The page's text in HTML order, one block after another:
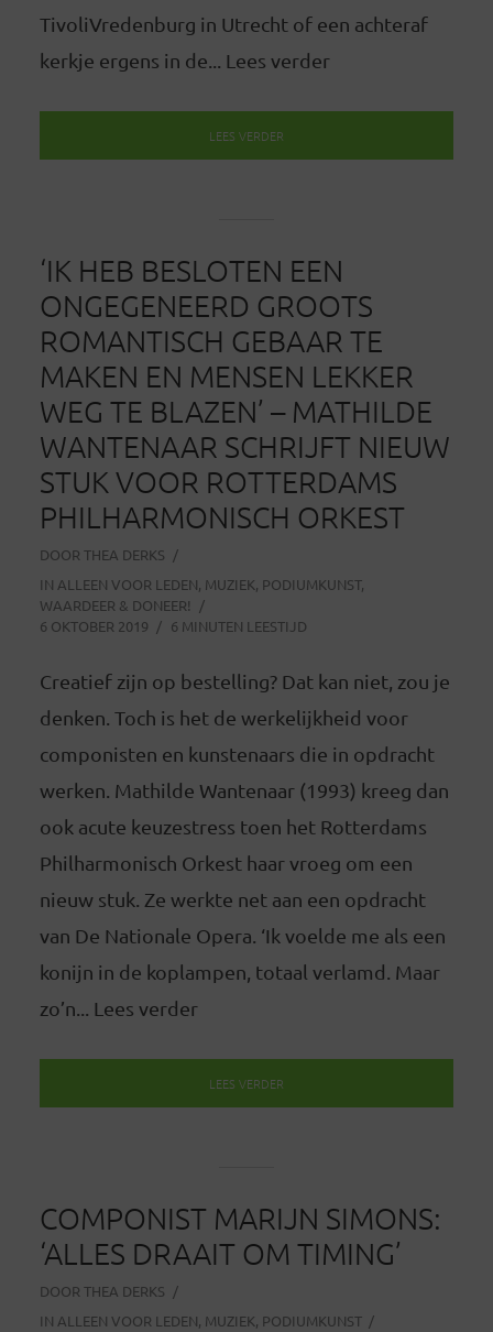
TivoliVredenburg in Utrecht of een achteraf
kerkje ergens in de... Lees verder
LEES VERDER
‘IK HEB BESLOTEN EEN
ONGEGENEERD GROOTS
ROMANTISCH GEBAAR TE
MAKEN EN MENSEN LEKKER
WEG TE BLAZEN’ – MATHILDE
WANTENAAR SCHRIJFT NIEUW
STUK VOOR ROTTERDAMS
PHILHARMONISCH ORKEST
DOOR THEA DERKS
IN ALLEEN VOOR LEDEN, MUZIEK, PODIUMKUNST,
WAARDEER & DONEER!
6 OKTOBER 2019
6 MINUTEN LEESTIJD
Creatief zijn op bestelling? Dat kan niet, zou je
denken. Toch is het de werkelijkheid voor
componisten en kunstenaars die in opdracht
werken. Mathilde Wantenaar (1993) kreeg dan
ook acute keuzestress toen het Rotterdams
Philharmonisch Orkest haar vroeg om een
nieuw stuk. Ze werkte net aan een opdracht
van De Nationale Opera. ‘Ik voelde me als een
konijn in de koplampen, totaal verlamd. Maar
zo’n... Lees verder
LEES VERDER
COMPONIST MARIJN SIMONS:
‘ALLES DRAAIT OM TIMING’
DOOR THEA DERKS
IN ALLEEN VOOR LEDEN, MUZIEK, PODIUMKUNST